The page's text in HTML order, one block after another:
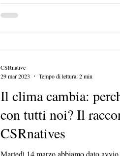
Il clima cambia:
con tutti noi? Il
CSRnatives
Martedì 14 marzo abbiamo dato
CSRnative
29 mar 2023
Tempo di lettura: 2 min